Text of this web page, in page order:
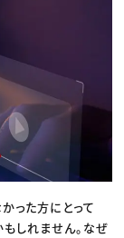
った方にとって
しれません。なぜ